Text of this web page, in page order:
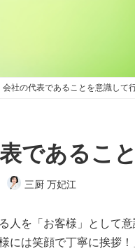
会社の代表であることを意識して
表であるこ
三厨 万妃江
人を「お客様」として
には笑顔で丁寧に挨拶！